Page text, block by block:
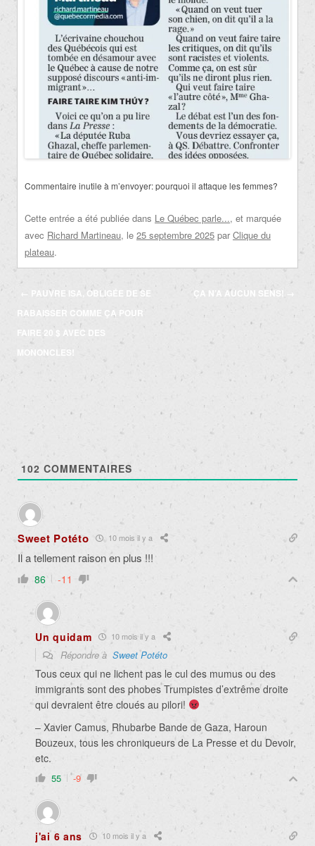
Commentaire inutile à m’envoyer: pourquoi il attaque les femmes?
Cette entrée a été publiée dans Le Québec parle..., et marquée
avec Richard Martineau, le 25 septembre 2025 par Clique du
plateau.
Navigation
des
articles
← PAUVRE ISA, OBLIGÉE DE SE
RABAISSER COMME ÇA POUR
FAIRE 20 $ AVEC DES
MONONCLES!
ÇA N’A AUCUN SENS! →
102 COMMENTAIRES
Sweet Potéto 10 mois il y a
Il a tellement raison en plus !!!
86 -11
Un quidam 10 mois il y a
Répondre à Sweet Potéto
Tous ceux qui ne lichent pas le cul des mumus ou des
immigrants sont des phobes Trumpistes d’extrême droite
qui devraient être cloués au pilori!
– Xavier Camus, Rhubarbe Bande de Gaza, Haroun
Bouzeux, tous les chroniqueurs de La Presse et du Devoir,
etc.
55 -9
j'ai 6 ans 10 mois il y a